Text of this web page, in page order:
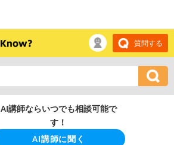
質問する
AI講師ならいつでも相談可能で
す！
AI講師に聞く